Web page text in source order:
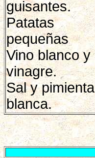
guisantes.
Patatas
pequeñas
Vino blanco y
vinagre.
Sal y pimienta
blanca.